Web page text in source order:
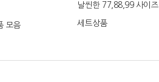
모음
날씬한 77,88,99 사이즈
세트상품